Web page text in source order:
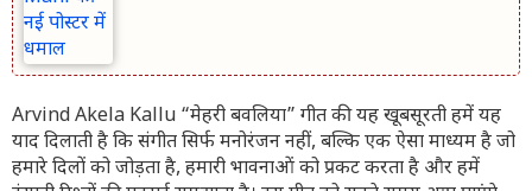
Arvind Akela Kallu “मेहरी बवलिया” गीत की यह खूबसूरती हमें यह
याद दिलाती है कि संगीत सिर्फ मनोरंजन नहीं, बल्कि एक ऐसा माध्यम है जो
हमारे दिलों को जोड़ता है, हमारी भावनाओं को प्रकट करता है और हमें